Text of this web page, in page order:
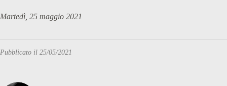
Martedì, 25 maggio 2021
Pubblicato il 25/05/2021